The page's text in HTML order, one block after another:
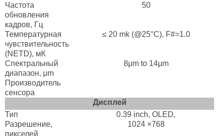
Частота
обновления
кадров, Гц
50
Температурная
чувствительность
(NETD), мК
≤ 20 mk (@25°C), F#=1.0
Спектральный
диапазон, μm
8μm to 14μm
Производитель
сенсора
Дисплей
Тип
0.39 inch, OLED,
Разрешение,
пикселей
1024 ×768